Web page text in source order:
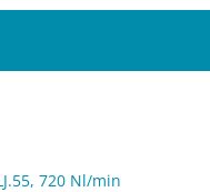
720 Nl/min